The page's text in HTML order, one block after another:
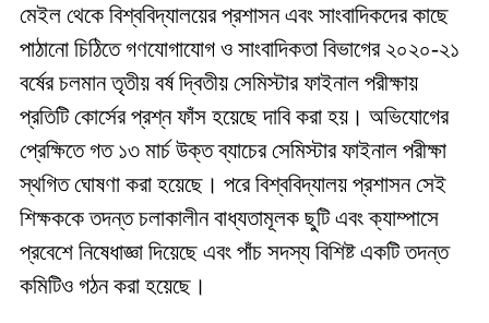
মেইল থেকে বিশ্ববিদ্যালয়ের প্রশাসন এবং সাংবাদিকদের কাছে
পাঠানো চিঠিতে গণযোগাযোগ ও সাংবাদিকতা বিভাগের ২০২০-২১
বর্ষের চলমান তৃতীয় বর্ষ দ্বিতীয় সেমিস্টার ফাইনাল পরীক্ষায়
প্রতিটি কোর্সের প্রশ্ন ফাঁস হয়েছে দাবি করা হয়। অভিযোগের
প্রেক্ষিতে গত ১৩ মার্চ উক্ত ব্যাচের সেমিস্টার ফাইনাল পরীক্ষা
স্থগিত ঘোষণা করা হয়েছে। পরে বিশ্ববিদ্যালয় প্রশাসন সেই
শিক্ষককে তদন্ত চলাকালীন বাধ্যতামূলক ছুটি এবং ক্যাম্পাসে
প্রবেশে নিষেধাজ্ঞা দিয়েছে এবং পাঁচ সদস্য বিশিষ্ট একটি তদন্ত
কমিটিও গঠন করা হয়েছে।